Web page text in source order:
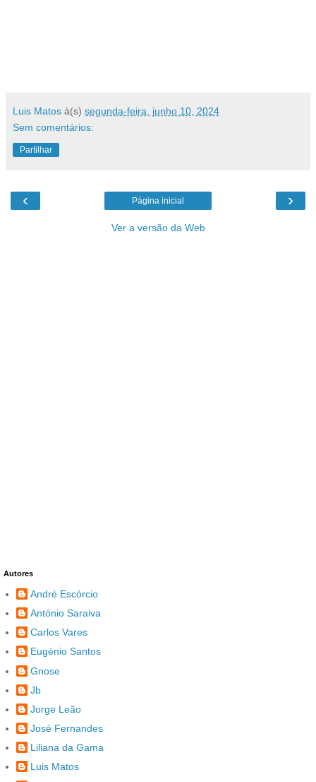
Luis Matos à(s) segunda-feira, junho 10, 2024
Sem comentários:
Partilhar
‹ ›
Página inicial
Ver a versão da Web
Autores
André Escórcio
António Saraiva
Carlos Vares
Eugénio Santos
Gnose
Jb
Jorge Leão
José Fernandes
Liliana da Gama
Luis Matos